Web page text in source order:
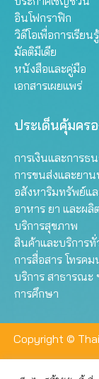
อินโฟกราฟิก
วิดีโอเพื่อการเรียนรู้
มัลติมีเดีย
หนังสือและคู่มือ
เอกสารเผยแพร่
ประเด็นคุ้มคร
การเงินและการธ
การขนส่งและยา
อสังหาริมทรัพย์แ
อาหาร ยา และผ
บริการสุขภาพ
สินค้าและบริการทั่
การสื่อสาร โทรค
บริการ สาธารณะ
การศึกษา
Copyright ©